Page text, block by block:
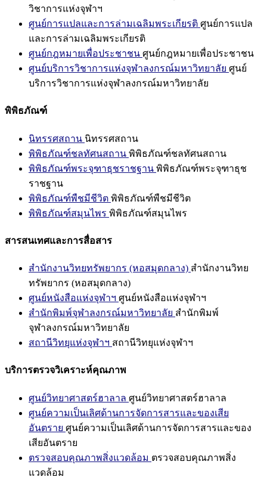
วิชาการแห่งจุฬาฯ
ศูนย์การแปลและการล่ามเฉลิมพระเกียรติ ศูนย์การแปล
และการล่ามเฉลิมพระเกียรติ
ศูนย์กฎหมายเพื่อประชาชน ศูนย์กฎหมายเพื่อประชาชน
ศูนย์บริการวิชาการแห่งจุฬาลงกรณ์มหาวิทยาลัย ศูนย์
บริการวิชาการแห่งจุฬาลงกรณ์มหาวิทยาลัย
พิพิธภัณฑ์
นิทรรศสถาน นิทรรศสถาน
พิพิธภัณฑ์ชลทัศนสถาน พิพิธภัณฑ์ชลทัศนสถาน
พิพิธภัณฑ์พระจุฑาธุชราชฐาน พิพิธภัณฑ์พระจุฑาธุช
ราชฐาน
พิพิธภัณฑ์พืชมีชีวิต พิพิธภัณฑ์พืชมีชีวิต
พิพิธภัณฑ์สมุนไพร พิพิธภัณฑ์สมุนไพร
สารสนเทศและการสื่อสาร
สำนักงานวิทยทรัพยากร (หอสมุดกลาง) สำนักงานวิทย
ทรัพยากร (หอสมุดกลาง)
ศูนย์หนังสือแห่งจุฬาฯ ศูนย์หนังสือแห่งจุฬาฯ
สำนักพิมพ์จุฬาลงกรณ์มหาวิทยาลัย สำนักพิมพ์
จุฬาลงกรณ์มหาวิทยาลัย
สถานีวิทยุแห่งจุฬาฯ สถานีวิทยุแห่งจุฬาฯ
บริการตรวจวิเคราะห์คุณภาพ
ศูนย์วิทยาศาสตร์ฮาลาล ศูนย์วิทยาศาสตร์ฮาลาล
ศูนย์ความเป็นเลิศด้านการจัดการสารและของเสีย
อันตราย ศูนย์ความเป็นเลิศด้านการจัดการสารและของ
เสียอันตราย
ตรวจสอบคุณภาพสิ่งแวดล้อม ตรวจสอบคุณภาพสิ่ง
แวดล้อม